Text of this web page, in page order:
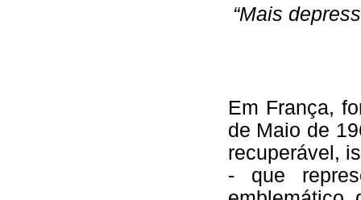
“Mais
Em França,
de Maio de
recuperável,
- que